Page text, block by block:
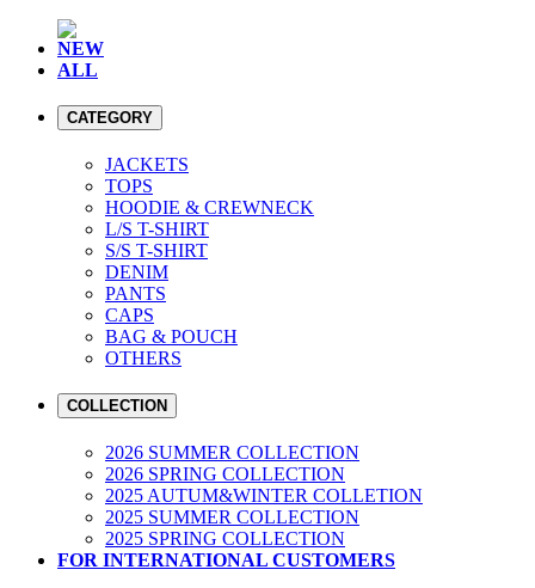
NEW
ALL
CATEGORY
JACKETS
TOPS
HOODIE & CREWNECK
L/S T-SHIRT
S/S T-SHIRT
DENIM
PANTS
CAPS
BAG & POUCH
OTHERS
COLLECTION
2026 SUMMER COLLECTION
2026 SPRING COLLECTION
2025 AUTUM&WINTER COLLETION
2025 SUMMER COLLECTION
2025 SPRING COLLECTION
FOR INTERNATIONAL CUSTOMERS